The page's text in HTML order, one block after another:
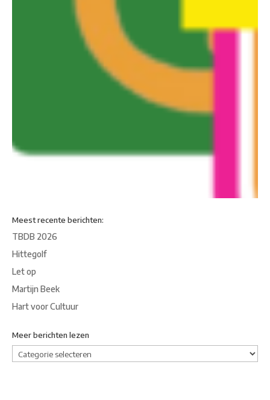
Meest recente berichten:
TBDB 2026
Hittegolf
Let op
Martijn Beek
Hart voor Cultuur
Meer berichten lezen
Meer
berichten